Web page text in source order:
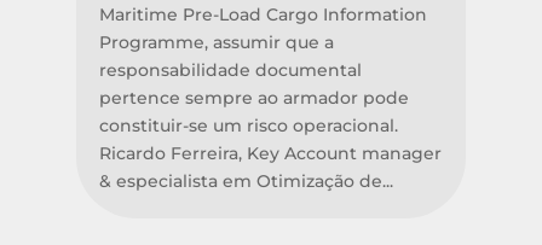
Maritime Pre-Load Cargo Information
Programme, assumir que a
responsabilidade documental
pertence sempre ao armador pode
constituir-se um risco operacional.
Ricardo Ferreira, Key Account manager
& especialista em Otimização de...